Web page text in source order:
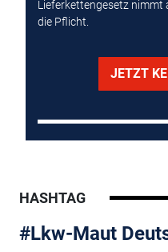
Lieferkettengesetz nimmt
die Pflicht.
JETZT
HASHTAG
#Lkw-Maut